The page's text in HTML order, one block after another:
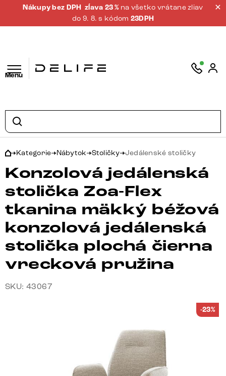
Nákupy bez DPH zĺava 23 % na všetko vrátane zliav
do 9. 8. s kódom 23DPH
Menu
Kategorie Nábytok Stoličky Jedálenské stoličky
Konzolová jedálenská
stolička Zoa-Flex
tkanina mäkký béžová
konzolová jedálenská
stolička plochá čierna
vrecková pružina
SKU: 43067
-23%